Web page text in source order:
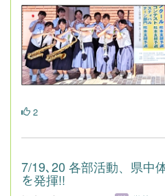
2
7/19､20 各部活動、県中
を発揮!!